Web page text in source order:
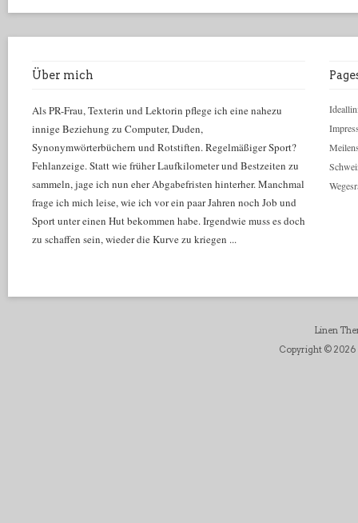
Über mich
Als PR-Frau, Texterin und Lektorin pflege ich eine nahezu
innige Beziehung zu Computer, Duden,
Synonymwörterbüchern und Rotstiften. Regelmäßiger Sport?
Fehlanzeige. Statt wie früher Laufkilometer und Bestzeiten zu
sammeln, jage ich nun eher Abgabefristen hinterher. Manchmal
frage ich mich leise, wie ich vor ein paar Jahren noch Job und
Sport unter einen Hut bekommen habe. Irgendwie muss es doch
zu schaffen sein, wieder die Kurve zu kriegen ...
Linen
Copyright © 2026